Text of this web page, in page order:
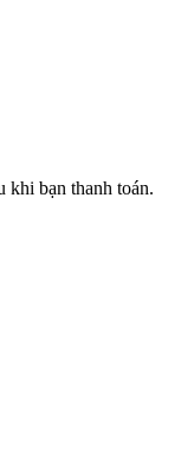
khi bạn thanh toán.